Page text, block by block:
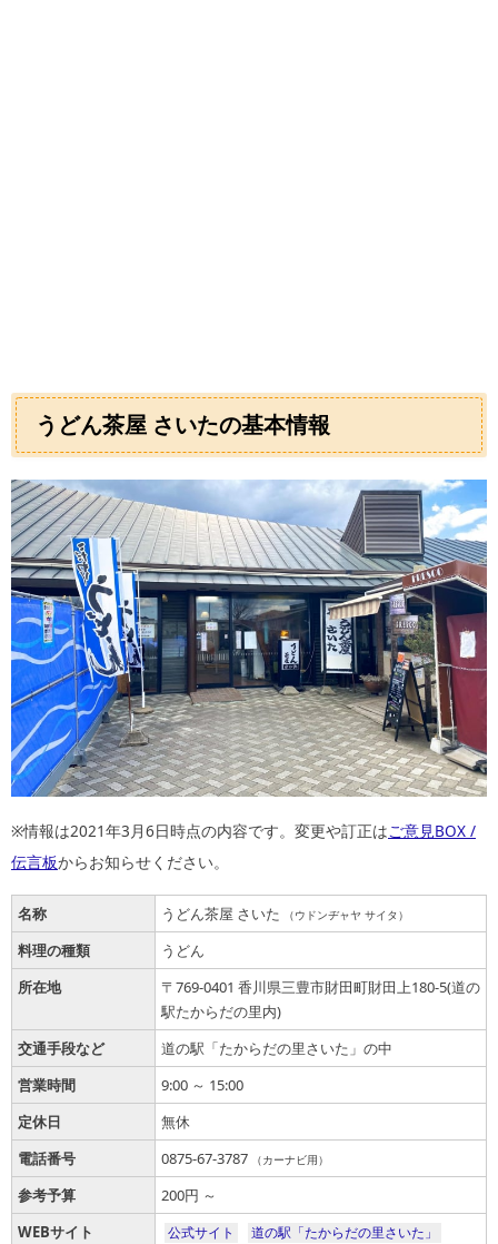
うどん茶屋 さいたの基本情報
※情報は2021年3月6日時点の内容です。変更や訂正はご意見BOX /
伝言板からお知らせください。
名称 うどん茶屋 さいた （ウドンヂャヤ サイタ）
料理の種類
うどん
所在地
〒769-0401 香川県三豊市財田町財田上180-5(道の
駅たからだの里内)
交通手段など
道の駅「たからだの里さいた」の中
営業時間
9:00 ～ 15:00
定休日
無休
電話番号
0875-67-3787 （カーナビ用）
参考予算
200円 ～
WEBサイト
公式サイト 道の駅「たからだの里さいた」